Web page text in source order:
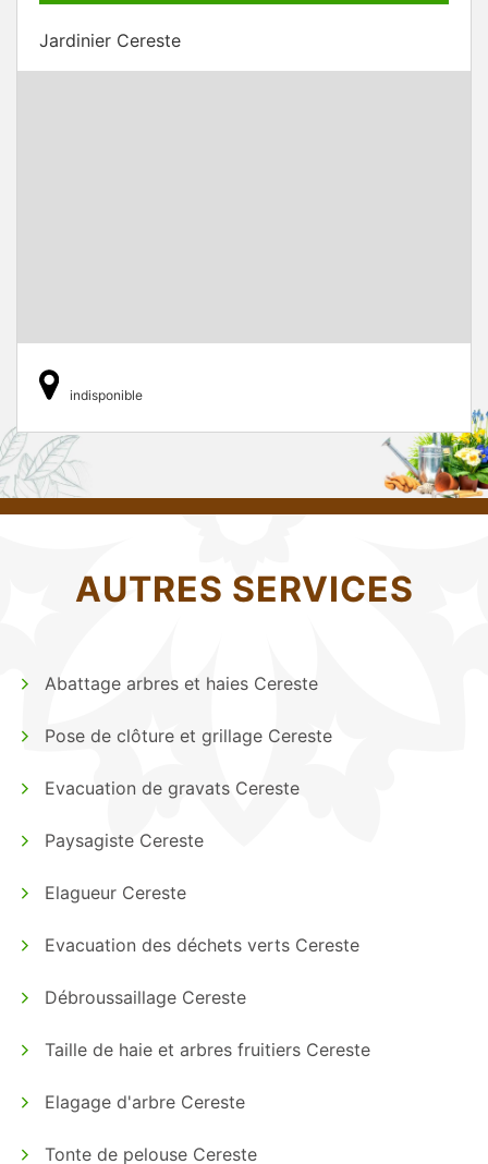
Jardinier Cereste
indisponible
AUTRES SERVICES
Abattage arbres et haies Cereste
Pose de clôture et grillage Cereste
Evacuation de gravats Cereste
Paysagiste Cereste
Elagueur Cereste
Evacuation des déchets verts Cereste
Débroussaillage Cereste
Taille de haie et arbres fruitiers Cereste
Elagage d'arbre Cereste
Tonte de pelouse Cereste